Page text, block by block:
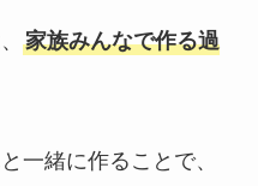
家族みんなで作る過
一緒に作ることで、